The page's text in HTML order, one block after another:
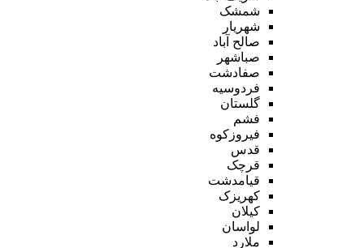
شمشک
شهریار
صالح آباد
صباشهر
صفادشت
فردوسیه
گلستان
فشم
فیروزکوه
قدس
قرچک
قیامدشت
کهریزک
کیلان
لواسان
ملارد